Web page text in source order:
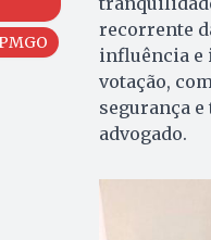
recorrente
influência e
votação,
segurança
advogado.